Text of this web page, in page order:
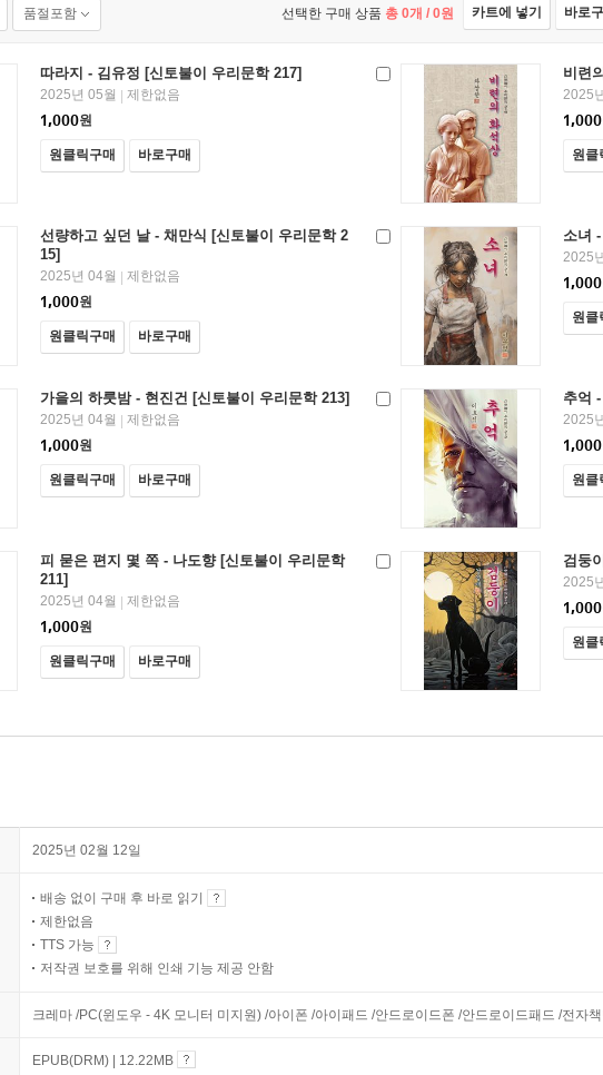
품절포함 선택한 구매 상품 총 0개 / 0원 카트에 넣기 바로
따라지 - 김유정 [신토불이 우리문학 217]
2025년 05월
제한없음
1,000원
원클릭구매 바로구매
비련
2025
1,000
원클
선량하고 싶던 날 - 채만식 [신토불이 우리문학 2
15]
2025년 04월
제한없음
1,000원
원클릭구매 바로구매
소녀
2025
1,000
원클
가을의 하룻밤 - 현진건 [신토불이 우리문학 213]
2025년 04월
제한없음
1,000원
원클릭구매 바로구매
추억
2025
1,000
원클
피 묻은 편지 몇 쪽 - 나도향 [신토불이 우리문학
211]
2025년 04월
제한없음
1,000원
원클릭구매 바로구매
검둥
2025
1,000
원클
2025년 02월 12일
배송 없이 구매 후 바로 읽기
제한없음
TTS 가능
저작권 보호를 위해 인쇄 기능 제공 안함
크레마 /PC(윈도우 - 4K 모니터 미지원) /아이폰 /아이패드 /안드로이드폰 /안드로이드패드 /전자
EPUB(DRM) | 12.22MB